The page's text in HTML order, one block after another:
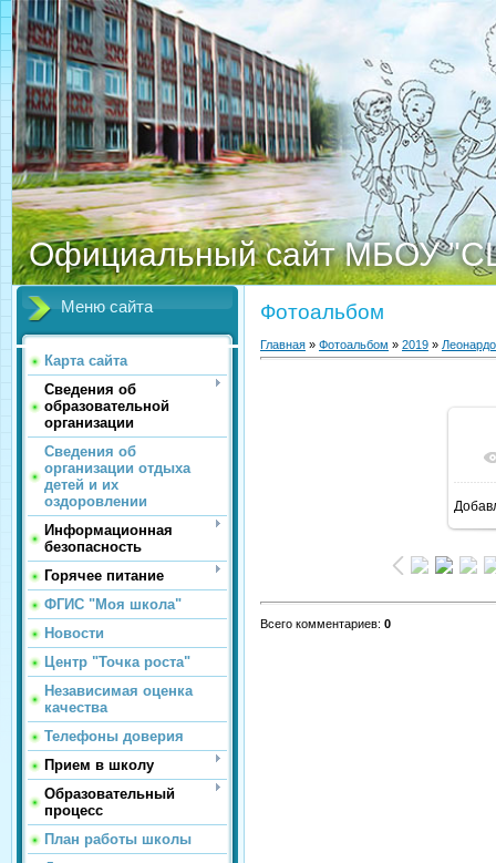
Официальный сайт МБОУ
Меню сайта
Карта сайта
Сведения об
образовательной
организации
Сведения об
организации отдыха
детей и их
оздоровлении
Информационная
безопасность
Горячее питание
ФГИС "Моя школа"
Новости
Центр "Точка роста"
Независимая оценка
качества
Телефоны доверия
Прием в школу
Образовательный
процесс
План работы школы
Фотоальбом
Главная » Фотоальбом » 2019 » Леонардо
Всего комментариев: 0